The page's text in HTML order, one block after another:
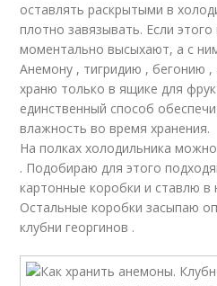
оставлять раскрытыми в
плотно завязывать. Если
моментально высыхают, а с
Анемону , тигридию , бегонию ,
храню только в ящике для
единственный способ
влажность во время хранения.
На полках холодильника
. Подобираю для этого
картонные коробки и ставлю в
Остальные коробки засыпаю
клубни георгинов .